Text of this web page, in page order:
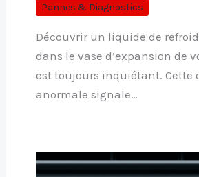
Pannes & Diagnostics
Découvrir un liquide de
dans le vase d’expansion de
est toujours inquiétant. Cette
anormale signale…